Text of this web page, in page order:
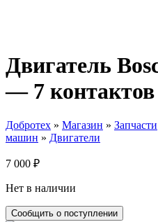
Двигатель
— 7 контактов
Добротех » Магазин » Запчасти
машин » Двигатели
7 000 ₽
Нет в наличии